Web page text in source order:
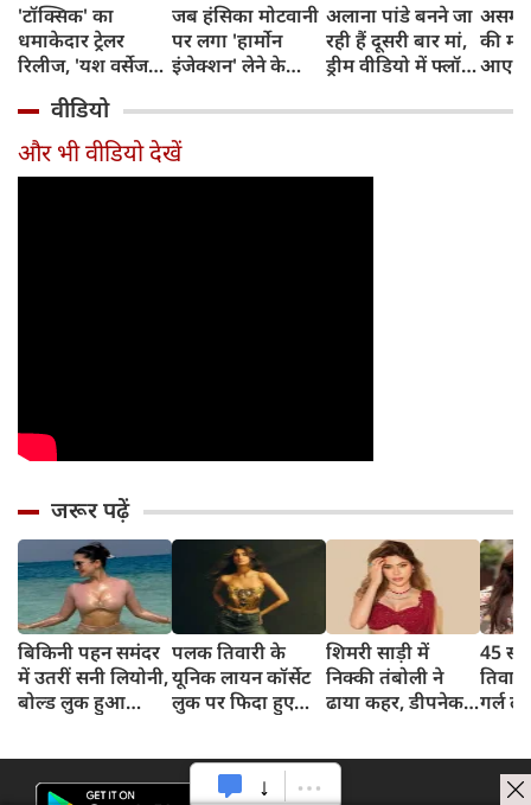
'टॉक्सिक' का
धमाकेदार ट्रेलर
रिलीज, 'यश वर्सेज
मचाया तहलका
जब हंसिका मोटवानी
पर लगा 'हार्मोन
इंजेक्शन' लेने के
आर्टिस्ट से लीडिंग
एक्ट्रेस बनने का सफर
अलाना पांडे बनने जा
रही हैं दूसरी बार मां,
ड्रीम वीडियो में फ्लॉन्ट
असम
की
आए
साथ
वीडियो
और भी वीडियो देखें
जरूर पढ़ें
बिकिनी पहन समंदर
में उतरीं सनी लियोनी,
बोल्ड लुक हुआ
पलक तिवारी के
यूनिक लायन कॉर्सेट
लुक पर फिदा हुए
शिमरी साड़ी में
निक्की तंबोली ने
ढाया कहर, डीपनेक
45
गर्ल